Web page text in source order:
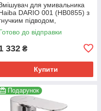
для умивальника
DARIO 001 (HB0855) з
підводом,
(HB0855)
до відправки
332 ₴
Купити
Подарунок